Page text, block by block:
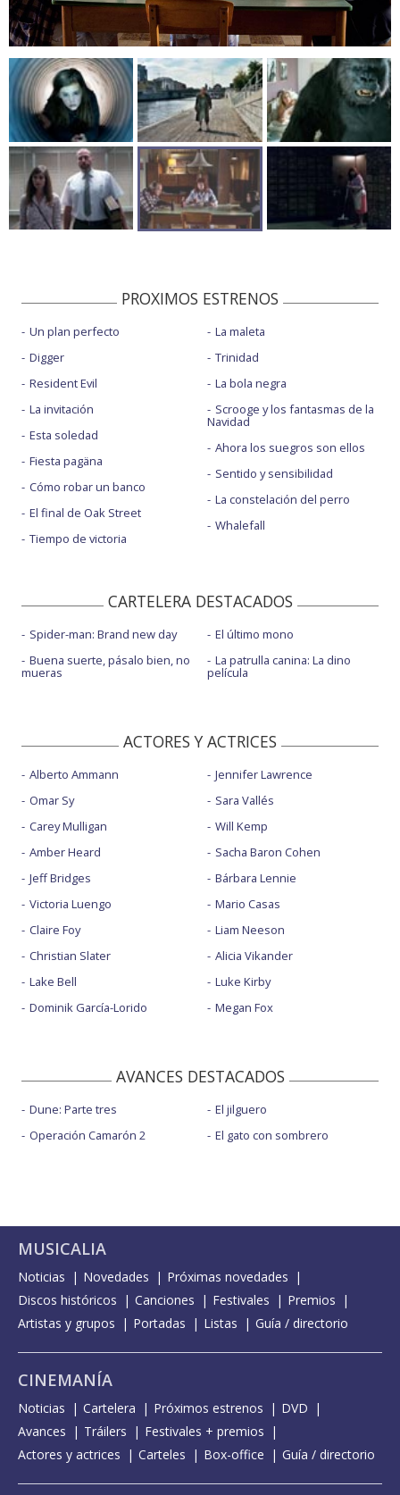
PROXIMOS ESTRENOS
Un plan perfecto
Digger
Resident Evil
La invitación
Esta soledad
Fiesta pagäna
Cómo robar un banco
El final de Oak Street
Tiempo de victoria
La maleta
Trinidad
La bola negra
Scrooge y los fantasmas de la
Navidad
Ahora los suegros son ellos
Sentido y sensibilidad
La constelación del perro
Whalefall
CARTELERA DESTACADOS
Spider-man: Brand new day
Buena suerte, pásalo bien, no
mueras
El último mono
La patrulla canina: La dino
película
ACTORES Y ACTRICES
Alberto Ammann
Omar Sy
Carey Mulligan
Amber Heard
Jeff Bridges
Victoria Luengo
Claire Foy
Christian Slater
Lake Bell
Dominik García-Lorido
Jennifer Lawrence
Sara Vallés
Will Kemp
Sacha Baron Cohen
Bárbara Lennie
Mario Casas
Liam Neeson
Alicia Vikander
Luke Kirby
Megan Fox
AVANCES DESTACADOS
Dune: Parte tres
Operación Camarón 2
El jilguero
El gato con sombrero
MUSICALIA
Noticias Novedades
Próximas novedades
Discos históricos
Canciones Festivales
Premios
Artistas y grupos
Portadas Listas Guía / directorio
CINEMANÍA
Noticias Cartelera Próximos estrenos
DVD
Avances
Tráilers
Festivales + premios
Actores y actrices
Carteles Box-office Guía / directorio